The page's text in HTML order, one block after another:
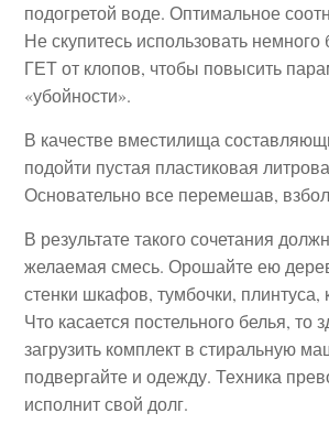
подогретой воде. Оптимальное
Не скупитесь использовать
ГЕТ от клопов, чтобы повысить
«убойности».
В качестве вместилища
подойти пустая пластиковая
Основательно все перемешав,
В результате такого сочетания
желаемая смесь. Орошайте ею
стенки шкафов, тумбочки, плинтуса,
Что касается постельного белья, то
загрузить комплект в стиральную
подвергайте и одежду. Техника
исполнит свой долг.